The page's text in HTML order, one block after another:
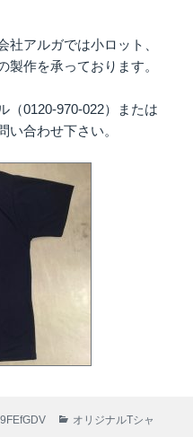
社アルガでは小ロット、
製作を承っております。
（0120-970-022）または
い合わせ下さい。
カ
オリジナルTシャ